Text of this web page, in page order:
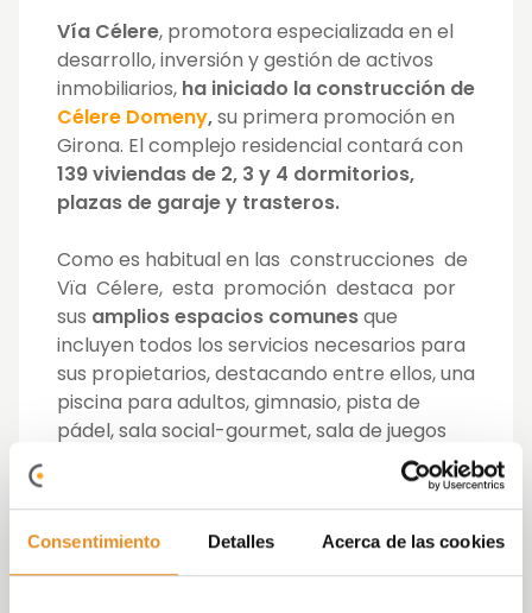
Consentimiento Detalles Acerca de las cookies
Vía Célere, promotora especializada en el
desarrollo, inversión y gestión de activos
inmobiliarios, ha iniciado la construcción de
Célere Domeny,su primera promoción en
Girona. El complejo residencial contará con
139 viviendas de 2, 3 y 4 dormitorios,
plazas de garaje y trasteros.
Como es habitual en las construcciones de
Vïa Célere, esta promoción destaca por
sus amplios espacios comunesque
incluyen todos los servicios necesarios para
sus propietarios, destacando entre ellos, una
piscina para adultos, gimnasio, pista de
pádel, sala social-gourmet, sala de juegos
infantiles, zona de juegos exteriores y sala de
El residencial está ubicado al noroeste de la
ciudad de Girona, en el Pla Baix de Domeny,